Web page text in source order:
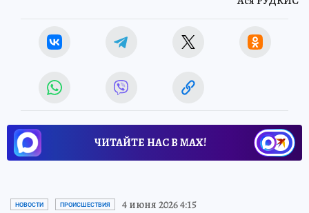
ЧИТАЙТЕ НАС В МАХ!
НОВОСТИ ПРОИСШЕСТВИЯ 4 июня 2026 4:15